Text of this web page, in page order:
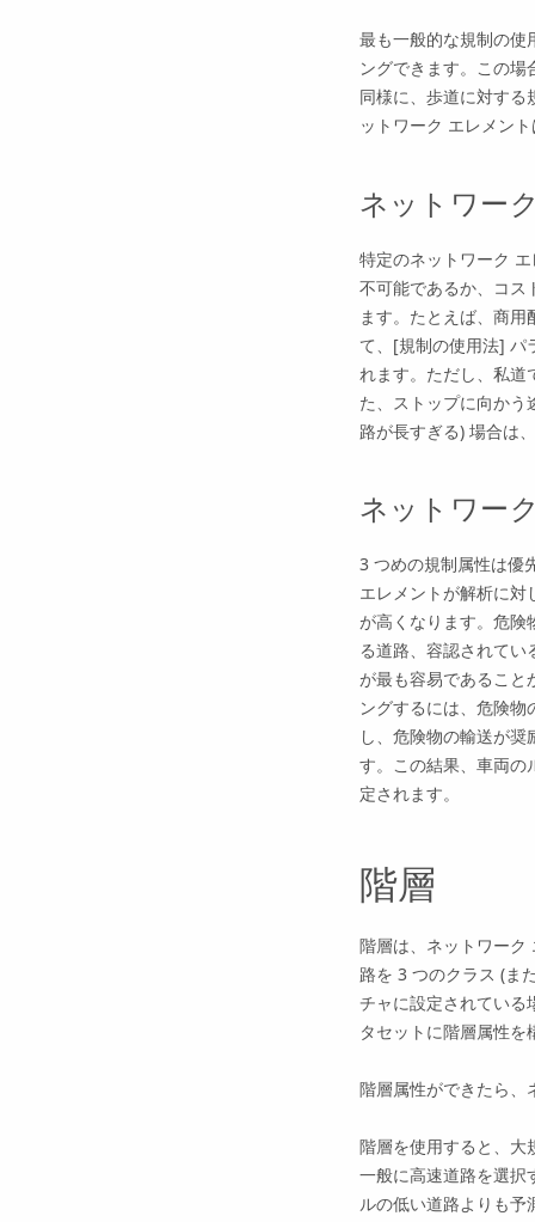
最も一般的な規制の使
ングできます。この
同様に、歩道に対する
ットワーク エレメン
ネットワー
特定のネットワーク
不可能であるか、コス
ます。たとえば、商
て、[規制の使用法] パ
れます。ただし、私道
た、ストップに向かう
路が長すぎる) 場合は
ネットワー
3 つめの規制属性は優
エレメントが解析に対
が高くなります。危険
る道路、容認されて
が最も容易であること
ングするには、危険
し、危険物の輸送が
す。この結果、車両の
定されます。
階層
階層は、ネットワーク
路を 3 つのクラス (ま
チャに設定されている
タセットに階層属性
階層属性ができたら、
階層を使用すると、大
一般に高速道路を選択
ルの低い道路よりも